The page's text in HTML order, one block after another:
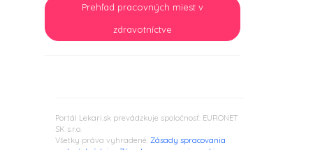
Prehľad pracovných miest v
zdravotníctve
Portál Lekari.sk prevádzkuje spoločnosť: EURONET
SK s.r.o.
Všetky práva vyhradené. Zásady spracovania